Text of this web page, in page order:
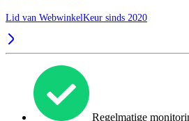
Lid van WebwinkelKeur sinds 2020
Regelmatige